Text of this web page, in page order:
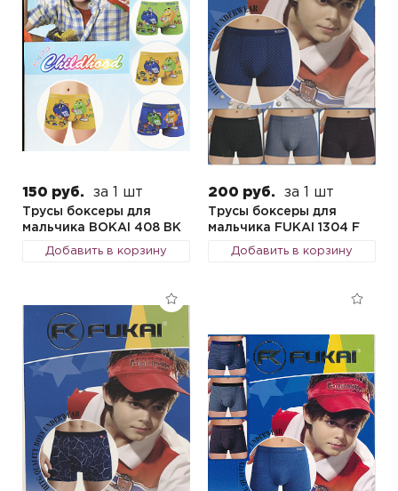
150 руб. за 1 шт
Трусы боксеры для
мальчика BOKAI 408 BK
Добавить в корзину
200 руб. за 1 шт
Трусы боксеры для
мальчика FUKAI 1304 F
Добавить в корзину